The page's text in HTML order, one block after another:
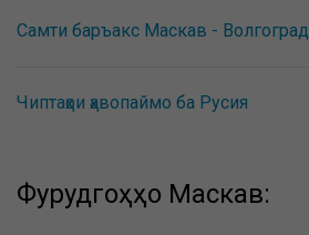
Самти баръакс Маскав - Волгоград
Чиптаҳои ҳавопаймо ба Русия
Фурудгоҳҳо Маскав: